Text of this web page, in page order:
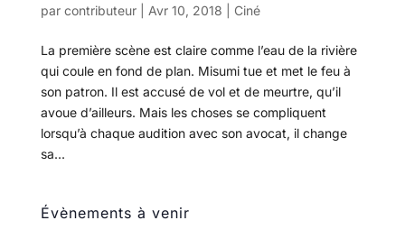
par contributeur| Avr 10, 2018 Ciné
La première scène est claire comme l’eau de la rivière
qui coule en fond de plan. Misumi tue et met le feu à
son patron. Il est accusé de vol et de meurtre, qu’il
avoue d’ailleurs. Mais les choses se compliquent
lorsqu’à chaque audition avec son avocat, il change
sa...
Évènements à venir